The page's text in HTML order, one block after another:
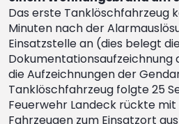
Das erste Tanklöschfahrzeug
Minuten nach der
Einsatzstelle an (dies belegt
Dokumentationsaufzeichnung
die Aufzeichnungen der
Tanklöschfahrzeug folgte 25
Feuerwehr Landeck rückte mit
Fahrzeugen zum Einsatzort